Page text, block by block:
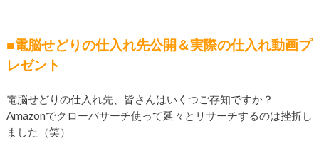
■電脳せどりの仕入れ先公開＆実際の仕入れ動画プ
レゼント
電脳せどりの仕入れ先、皆さんはいくつご存知ですか？
Amazonでクローバサーチ使って延々とリサーチするのは挫折し
ました（笑）